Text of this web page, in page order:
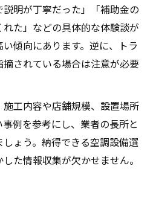
明が丁寧だった」「補助金の
た」などの具体的な体験談が
傾向にあります。逆に、トラ
されている場合は注意が必要
工内容や店舗規模、設置場所
例を参考にし、業者の長所と
ょう。納得できる空調設備選
た情報収集が欠かせません。